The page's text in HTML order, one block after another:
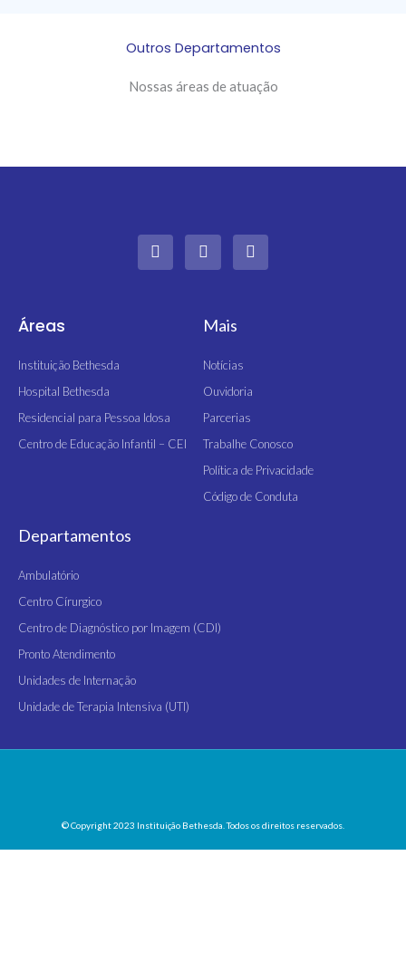
Outros Departamentos
Nossas áreas de atuação
n
s
t
a
c
e
o
k
f
o
u
t
Áreas
Instituição Bethesda
Hospital Bethesda
Residencial para Pessoa Idosa
Centro de Educação Infantil – CEI
Mais
Notícias
Ouvidoria
Parcerias
Trabalhe Conosco
Política de Privacidade
Código de Conduta
Departamentos
Ambulatório
Centro Círurgico
Centro de Diagnóstico por Imagem (CDI)
Pronto Atendimento
Unidades de Internação
Unidade de Terapia Intensiva (UTI)
© Copyright 2023 Instituição Bethesda. Todos os direitos reservados.